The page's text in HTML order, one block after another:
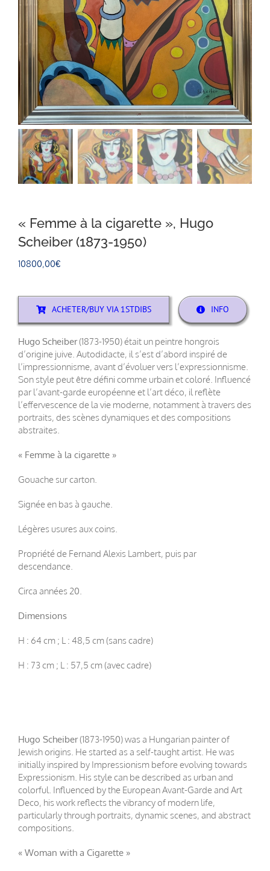
« Femme à la cigarette », Hugo
Scheiber (1873-1950)
10800,00€
ACHETER/BUY VIA 1STDIBS INFO
Hugo Scheiber(1873-1950) était un peintre hongrois
d’origine juive. Autodidacte, il s’est d’abord inspiré de
l’impressionnisme, avant d’évoluer vers l’expressionnisme.
Son style peut être défini comme urbain et coloré. Influencé
par l’avant-garde européenne et l’art déco, il reflète
l’effervescence de la vie moderne, notamment à travers des
portraits, des scènes dynamiques et des compositions
abstraites.
« Femme à la cigarette »
Gouache sur carton.
Signée en bas à gauche.
Légères usures aux coins.
Propriété de Fernand Alexis Lambert, puis par
descendance.
Circa années 20.
Dimensions
H : 64 cm ; L : 48,5 cm (sans cadre)
H : 73 cm ; L : 57,5 cm (avec cadre)
Hugo Scheiber(1873-1950) was a Hungarian painter of
Jewish origins. He started as a self-taught artist. He was
initially inspired by Impressionism before evolving towards
Expressionism. His style can be described as urban and
colorful. Influenced by the European Avant-Garde and Art
Deco, his work reflects the vibrancy of modern life,
particularly through portraits, dynamic scenes, and abstract
compositions.
« Woman with a Cigarette »